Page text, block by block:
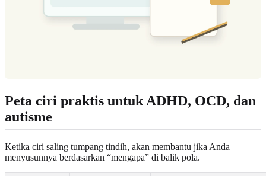
Peta ciri praktis untuk ADHD, OCD, dan
autisme
Ketika ciri saling tumpang tindih, akan membantu jika Anda
menyusunnya berdasarkan “mengapa” di balik pola.